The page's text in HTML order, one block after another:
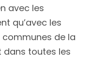
avec les
qu’avec les
de la
dans toutes les